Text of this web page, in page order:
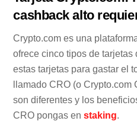
cashback alto
Crypto.com es una
ofrece cinco tipos de tarjetas
estas tarjetas para gastar el
llamado CRO (o
son diferentes y los
CRO pongas enstaking.